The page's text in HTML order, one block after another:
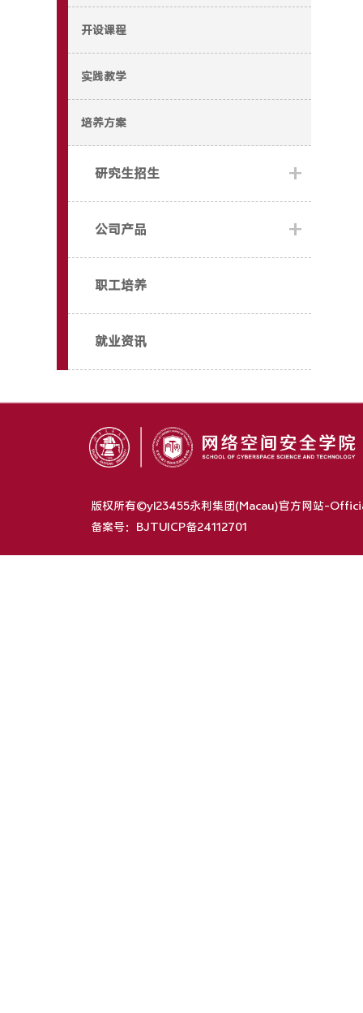
开设课程
实践教学
培养方案
研究生招生 +
公司产品 +
职工培养
就业资讯
版权所有©yl23455永利集团(Macau)官方网站-
备案号：BJTUICP备24112701